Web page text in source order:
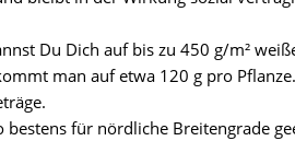
Mandala
Du Dich auf bis zu 450 g/m²
man auf etwa 120 g pro
für nördliche Breitengrade